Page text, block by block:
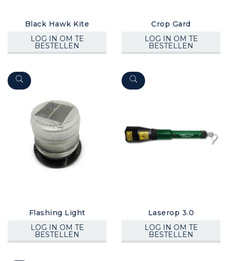
Black Hawk Kite
LOG IN OM TE
BESTELLEN
Crop Gard
LOG IN OM TE
BESTELLEN
Flashing Light
LOG IN OM TE
BESTELLEN
Laserop 3.0
LOG IN OM TE
BESTELLEN